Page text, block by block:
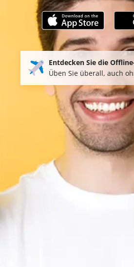
Entdecken Sie die
Üben Sie überall, auch